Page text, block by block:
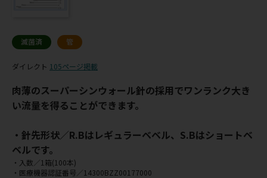
滅菌済 管
ダイレクト 105ページ掲載
肉薄のスーパーシンウォール針の採用でワンランク大き
い流量を得ることができます。
・針先形状／R.Bはレギュラーベベル、S.Bはショートベ
ベルです。
・入数／1箱(100本)
・医療機器認証番号／14300BZZ00177000